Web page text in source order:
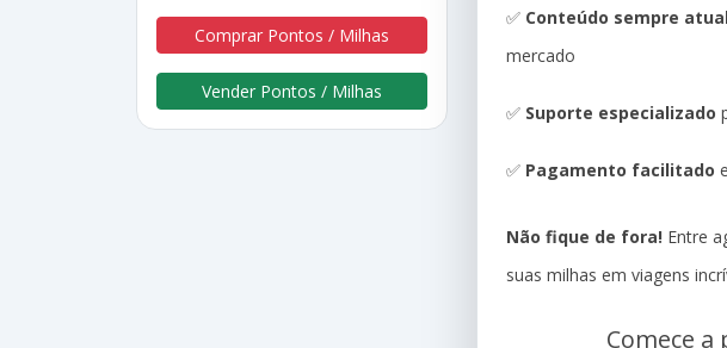
Comprar Pontos / Milhas
Vender Pontos / Milhas
✅ Conteúdo sempre
mercado
✅ Suporte especializado
✅ Pagamento facilitado
Não fique de fora! Entre
suas milhas em viagens
Comece